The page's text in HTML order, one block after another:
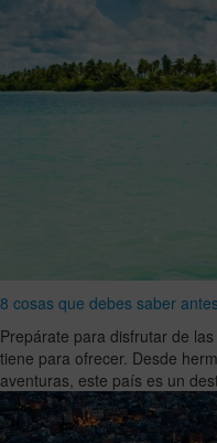
8 cosas que debes saber
Prepárate para disfrutar de
tiene para ofrecer. Desde
aventuras, este país es un